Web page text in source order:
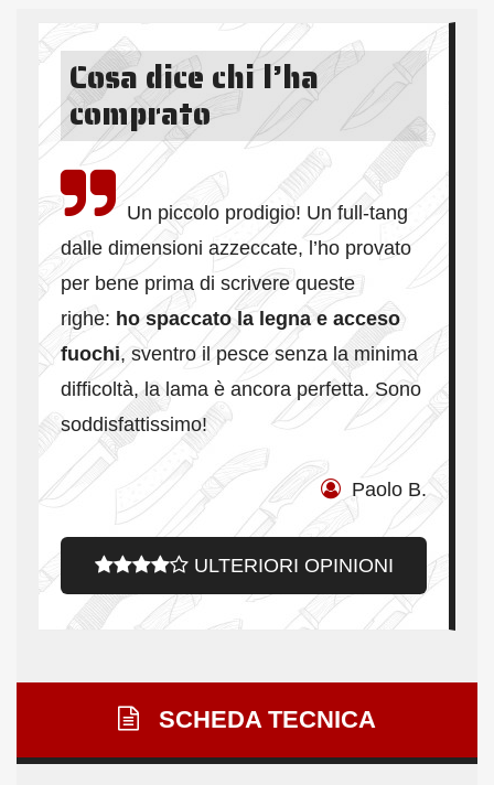
Cosa dice chi l’ha
comprato
Un piccolo prodigio! Un full-tang
dalle dimensioni azzeccate, l’ho provato
per bene prima di scrivere queste
righe: ho spaccato la legna e acceso
fuochi, sventro il pesce senza la minima
difficoltà, la lama è ancora perfetta. Sono
soddisfattissimo!
Paolo B.
ULTERIORI OPINIONI
SCHEDA TECNICA